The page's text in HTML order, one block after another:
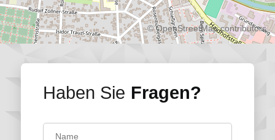
Haben Sie Fragen?
©OpenStreetMapcontributors.